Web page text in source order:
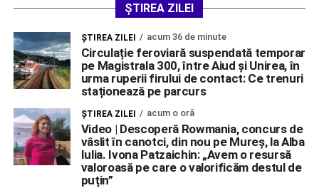
ȘTIREA ZILEI
ŞTIREA ZILEI acum 36 de minute
Circulație feroviară suspendată temporar
pe Magistrala 300, între Aiud și Unirea, în
urma ruperii firului de contact: Ce trenuri
staționează pe parcurs
ŞTIREA ZILEI acum o oră
Video | Descoperă Rowmania, concurs de
vâslit în canotci, din nou pe Mureș, la Alba
Iulia. Ivona Patzaichin: „Avem o resursă
valoroasă pe care o valorificăm destul de
puțin”